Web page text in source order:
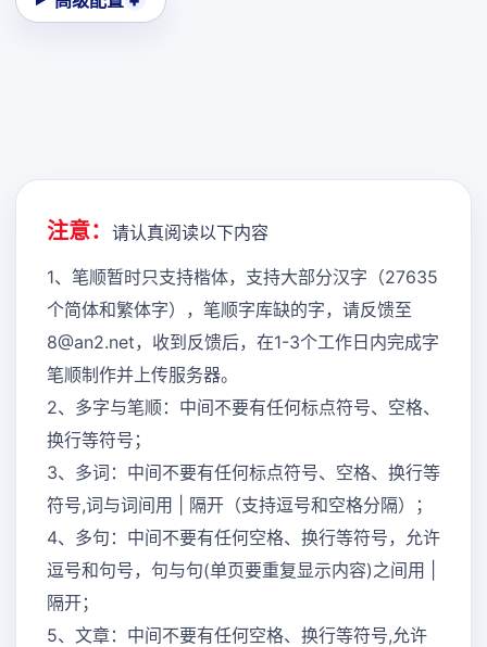
注意： 请认真阅读以下内容
1、笔顺暂时只支持楷体，支持大部分汉字（27635
个简体和繁体字），笔顺字库缺的字，请反馈至
8@an2.net，收到反馈后，在1-3个工作日内完成字
笔顺制作并上传服务器。
2、多字与笔顺：中间不要有任何标点符号、空格、
换行等符号；
3、多词：中间不要有任何标点符号、空格、换行等
符号,词与词间用 | 隔开（支持逗号和空格分隔）；
4、多句：中间不要有任何空格、换行等符号，允许
逗号和句号，句与句(单页要重复显示内容)之间用 |
隔开；
5、文章：中间不要有任何空格、换行等符号,允许